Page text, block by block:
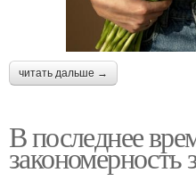
читать дальше →
В последнее
закономерность